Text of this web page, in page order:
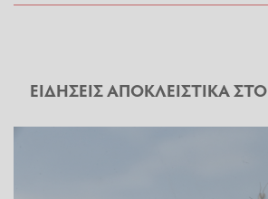
ΕΙΔΗΣΕΙΣ ΑΠΟΚΛΕΙΣΤΙΚΑ ΣΤΟ